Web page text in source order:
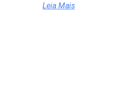
Leia Mais